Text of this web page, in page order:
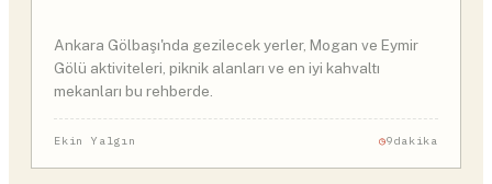
Ankara Gölbaşı'nda gezilecek yerler, Mogan ve Eymir
Gölü aktiviteleri, piknik alanları ve en iyi kahvaltı
mekanları bu rehberde.
Ekin Yalgın 9dakika